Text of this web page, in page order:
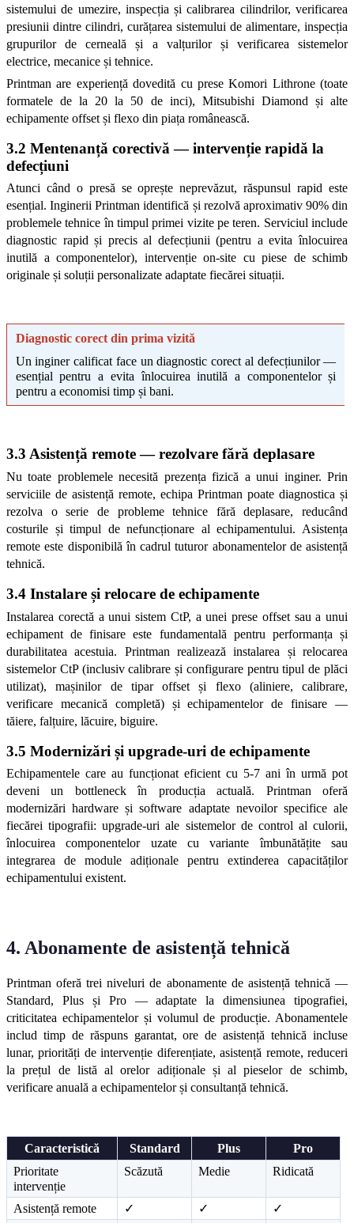
sistemului de umezire, inspecția și calibrarea cilindrilor, verificarea
presiunii dintre cilindri, curățarea sistemului de alimentare, inspecția
grupurilor de cerneală și a valțurilor și verificarea sistemelor
electrice, mecanice și tehnice.
Printman are experiență dovedită cu prese Komori Lithrone (toate
formatele de la 20 la 50 de inci), Mitsubishi Diamond și alte
echipamente offset și flexo din piața românească.
3.2 Mentenanță corectivă — intervenție rapidă la
defecțiuni
Atunci când o presă se oprește neprevăzut, răspunsul rapid este
esențial. Inginerii Printman identifică și rezolvă aproximativ 90% din
problemele tehnice în timpul primei vizite pe teren. Serviciul include
diagnostic rapid și precis al defecțiunii (pentru a evita înlocuirea
inutilă a componentelor), intervenție on-site cu piese de schimb
originale și soluții personalizate adaptate fiecărei situații.
Diagnostic corect din prima vizită
Un inginer calificat face un diagnostic corect al defecțiunilor —
esențial pentru a evita înlocuirea inutilă a componentelor și
pentru a economisi timp și bani.
3.3 Asistență remote — rezolvare fără deplasare
Nu toate problemele necesită prezența fizică a unui inginer. Prin
serviciile de asistență remote, echipa Printman poate diagnostica și
rezolva o serie de probleme tehnice fără deplasare, reducând
costurile și timpul de nefuncționare al echipamentului. Asistența
remote este disponibilă în cadrul tuturor abonamentelor de asistență
tehnică.
3.4 Instalare și relocare de echipamente
Instalarea corectă a unui sistem CtP, a unei prese offset sau a unui
echipament de finisare este fundamentală pentru performanța și
durabilitatea acestuia. Printman realizează instalarea și relocarea
sistemelor CtP (inclusiv calibrare și configurare pentru tipul de plăci
utilizat), mașinilor de tipar offset și flexo (aliniere, calibrare,
verificare mecanică completă) și echipamentelor de finisare —
tăiere, falțuire, lăcuire, biguire.
3.5 Modernizări și upgrade-uri de echipamente
Echipamentele care au funcționat eficient cu 5-7 ani în urmă pot
deveni un bottleneck în producția actuală. Printman oferă
modernizări hardware și software adaptate nevoilor specifice ale
fiecărei tipografii: upgrade-uri ale sistemelor de control al culorii,
înlocuirea componentelor uzate cu variante îmbunătățite sau
integrarea de module adiționale pentru extinderea capacităților
echipamentului existent.
4. Abonamente de asistență tehnică
Printman oferă trei niveluri de abonamente de asistență tehnică —
Standard, Plus și Pro — adaptate la dimensiunea tipografiei,
criticitatea echipamentelor și volumul de producție. Abonamentele
includ timp de răspuns garantat, ore de asistență tehnică incluse
lunar, priorități de intervenție diferențiate, asistență remote, reduceri
la prețul de listă al orelor adiționale și al pieselor de schimb,
verificare anuală a echipamentelor și consultanță tehnică.
Caracteristică Standard Plus
Pro
Prioritate
intervenție
Scăzută Medie Ridicată
Asistență remote ✓ ✓ ✓